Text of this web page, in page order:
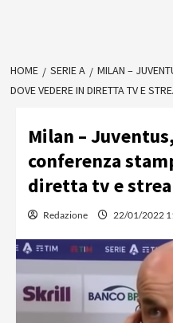
HOME SERIE A
MILAN –
DOVE VEDERE IN DIRETTA TV E
Milan –
conferenza
diretta tv e
Redazione 22/01/2022